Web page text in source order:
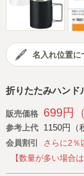
名入れ位置に
折りたたみハン
販売価格 699円
参考上代 1150円（
会員割引
さらに2％
【数量が多い場合